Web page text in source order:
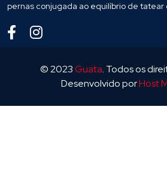
pernas conjugada ao equilíbrio de tatear
© 2023Guata. Todos os
Desenvolvido porHost